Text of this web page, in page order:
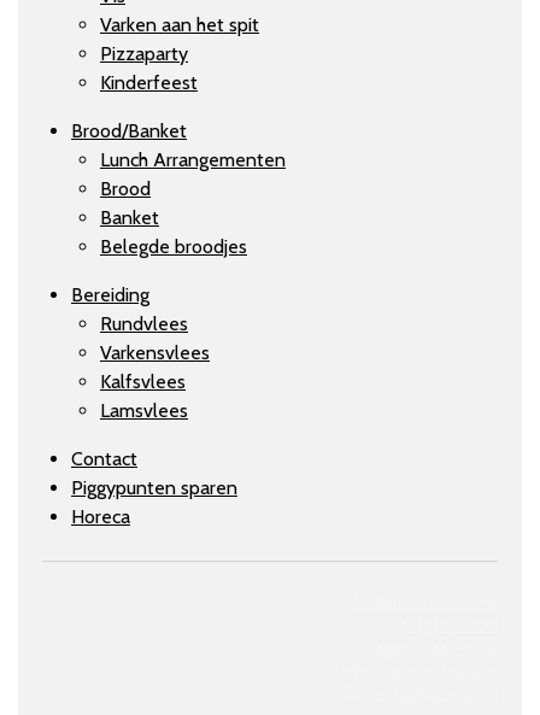
Varken aan het spit
Pizzaparty
Kinderfeest
Brood/Banket
Lunch Arrangementen
Brood
Banket
Belegde broodjes
Bereiding
Rundvlees
Varkensvlees
Kalfsvlees
Lamsvlees
Contact
Piggypunten sparen
Horeca